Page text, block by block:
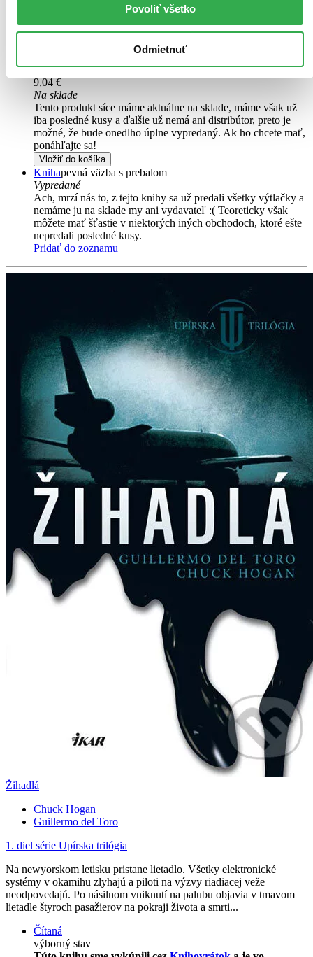
Povoliť všetko
Odmietnuť
Túto knihu sme vykúpili cezKnihovrátok
čítal, môže jej chýbať prebal, nie je však poškodená tak, aby
to akokoľvek znižovalo zážitok z jej obsahu. Knihu sme
označili nálepkou, ktorá môže na niektorých obaloch
zanechať stopy.
9,04 €
Na sklade
Tento produkt síce máme aktuálne na sklade, máme však už
iba posledné kusy a ďalšie už nemá ani distribútor, preto je
možné, že bude onedlho úplne vypredaný. Ak ho chcete mať,
ponáhľajte sa!
Vložiť do košíka
Knihapevná väzba s prebalom
Vypredané
Ach, mrzí nás to, z tejto knihy sa už predali všetky výtlačky a
nemáme ju na sklade my ani vydavateľ :( Teoreticky však
môžete mať šťastie v niektorých iných obchodoch, ktoré ešte
nepredali posledné kusy.
Pridať do zoznamu
Žihadlá
Chuck Hogan
Guillermo del Toro
1. diel série Upírska trilógia
Na newyorskom letisku pristane lietadlo. Všetky elektronické
systémy v okamihu zlyhajú a piloti na výzvy riadiacej veže
neodpovedajú. Po násilnom vniknutí na palubu objavia v tmavom
lietadle štyroch pasažierov na pokraji života a smrti...
Čítaná
výborný stav